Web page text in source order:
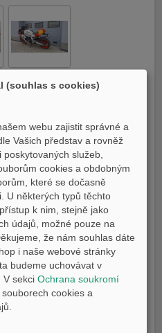
Yamaha
Pneu
XSR900GP_5
Yamaha XSR900GP! Motocykl má
více jak 70tis Kč: kompletní výfukový
značky, tónovaný štít, spodní
(souhlas s cookies)
webu zajistit správné a
Vašich představ a rovněž
služeb,
cookies a obdobným
které se dočasně
U některých typů těchto
k nim, stejně jako
údajů, možné pouze na
že nám souhlas dáte
i naše webové stránky
budeme uchovávat v
V sekciOchrana soukromí
cookies a